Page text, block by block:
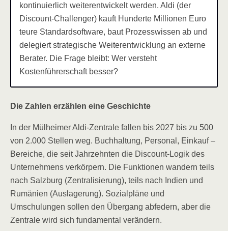
kontinuierlich weiterentwickelt werden. Aldi (der
Discount-Challenger) kauft Hunderte Millionen Euro
teure Standardsoftware, baut Prozesswissen ab und
delegiert strategische Weiterentwicklung an externe
Berater. Die Frage bleibt: Wer versteht
Kostenführerschaft besser?
Die Zahlen erzählen eine Geschichte
In der Mülheimer Aldi-Zentrale fallen bis 2027 bis zu 500
von 2.000 Stellen weg. Buchhaltung, Personal, Einkauf –
Bereiche, die seit Jahrzehnten die Discount-Logik des
Unternehmens verkörpern. Die Funktionen wandern teils
nach Salzburg (Zentralisierung), teils nach Indien und
Rumänien (Auslagerung). Sozialpläne und
Umschulungen sollen den Übergang abfedern, aber die
Zentrale wird sich fundamental verändern.